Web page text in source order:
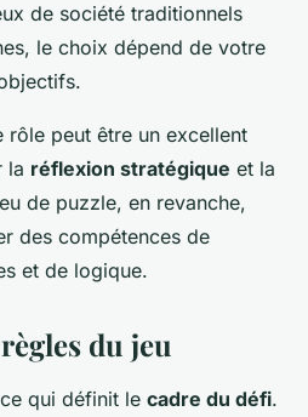
de société traditionnels
le choix dépend de votre
rôle peut être un excellent
la réflexion stratégique et la
de puzzle, en revanche,
des compétences de
et de logique.
du jeu
qui définit le cadre du défi.